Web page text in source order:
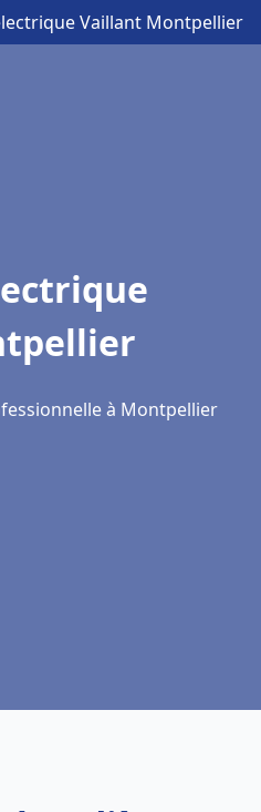
Vaillant Montpellier
à Montpellier